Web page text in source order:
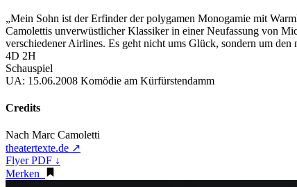
„Mein Sohn ist der Erfinder der polygamen Monogamie mit
Camolettis unverwüstlicher Klassiker in einer Neufassung von
verschiedener Airlines. Es geht nicht ums Glück, sondern um
4D 2H
Schauspiel
UA: 15.06.2008 Komödie am Kürfürstendamm
Credits
Nach Marc Camoletti
theatertexte.de ↗
Flyer PDF ↓
Merken